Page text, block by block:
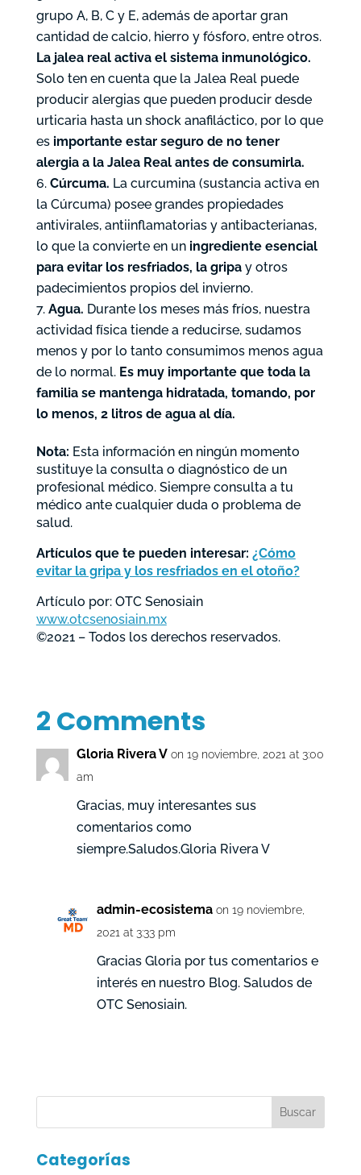
grupo A, B, C y E, además de aportar gran
cantidad de calcio, hierro y fósforo, entre otros.
La jalea real activa el sistema inmunológico.
Solo ten en cuenta que la Jalea Real puede
producir alergias que pueden producir desde
urticaria hasta un shock anafiláctico, por lo que
es importante estar seguro de no tener
alergia a la Jalea Real antes de consumirla.
Cúrcuma. La curcumina (sustancia activa en
la Cúrcuma) posee grandes propiedades
antivirales, antiinflamatorias y antibacterianas,
lo que la convierte en un ingrediente esencial
para evitar los resfriados, la gripay otros
padecimientos propios del invierno.
Agua. Durante los meses más fríos, nuestra
actividad física tiende a reducirse, sudamos
menos y por lo tanto consumimos menos agua
de lo normal. Es muy importante que toda la
familia se mantenga hidratada, tomando, por
lo menos, 2 litros de agua al día.
Nota: Esta información en ningún momento
sustituye la consulta o diagnóstico de un
profesional médico. Siempre consulta a tu
médico ante cualquier duda o problema de
salud.
Artículos que te pueden interesar: ¿Cómo
evitar la gripa y los resfriados en el otoño?
Artículo por: OTC Senosiain
www.otcsenosiain.mx
©2021 – Todos los derechos reservados.
2 Comments
Gloria Rivera V on 19 noviembre, 2021 at 3:00
am
Gracias, muy interesantes sus
comentarios como
siempre.Saludos.Gloria Rivera V
admin-ecosistema on 19 noviembre,
2021 at 3:33 pm
Gracias Gloria por tus comentarios e
interés en nuestro Blog. Saludos de
OTC Senosiain.
Categorías